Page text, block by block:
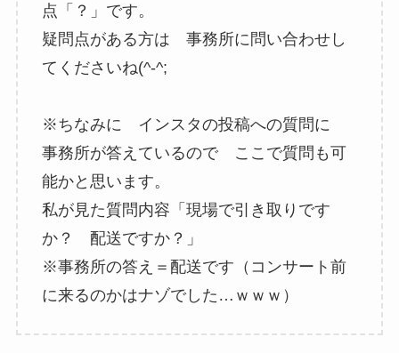
点「？」です。
疑問点がある方は 事務所に問い合わせし
てくださいね(^-^;
※ちなみに インスタの投稿への質問に
事務所が答えているので ここで質問も可
能かと思います。
私が見た質問内容「現場で引き取りです
か？ 配送ですか？」
※事務所の答え＝配送です（コンサート前
に来るのかはナゾでした…ｗｗｗ）